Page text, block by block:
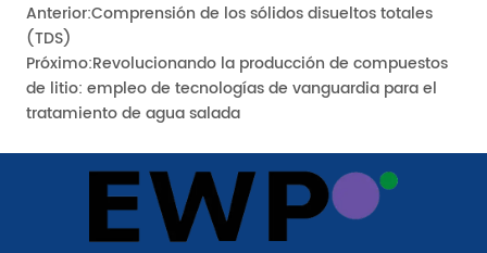
Anterior:Comprensión de los sólidos disueltos totales
(TDS)
Próximo:Revolucionando la producción de compuestos
de litio: empleo de tecnologías de vanguardia para el
tratamiento de agua salada